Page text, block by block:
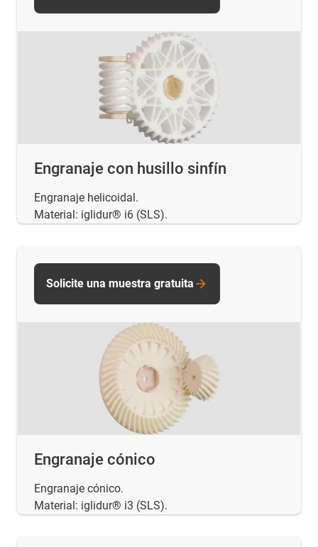
Engranaje con husillo sinfín
Engranaje helicoidal.
Material: iglidur® i6 (SLS).
Engranaje cónico
Engranaje cónico.
Material: iglidur® i3 (SLS).
Solicite una muestra gratuita